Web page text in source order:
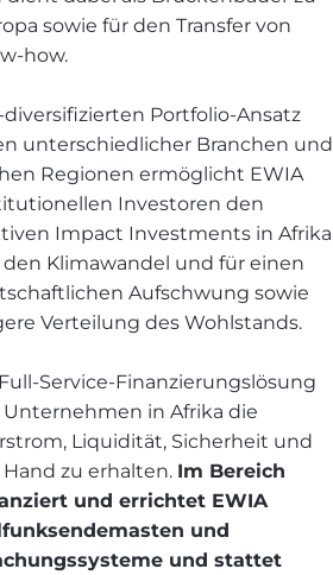
sowie für den Transfer von
how.
Portfolio-Ansatz
unterschiedlicher Branchen und
Regionen ermöglicht EWIA
Investoren den
Impact Investments in Afrika
Klimawandel und für einen
Aufschwung sowie
Verteilung des Wohlstands.
Service-Finanzierungslösung
in Afrika die
Liquidität, Sicherheit und
zu erhalten. Im Bereich
und errichtet EWIA
und
und stattet